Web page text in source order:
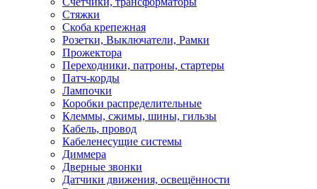
Стяжки
Скоба крепежная
Розетки, Выключатели, Рамки
Прожектора
Переходники, патроны, стартеры
Патч-корды
Лампочки
Коробки распределительные
Клеммы, сжимы, шины, гильзы
Кабель, провод
Кабеленесущие системы
Диммера
Дверные звонки
Датчики движения, освещённости